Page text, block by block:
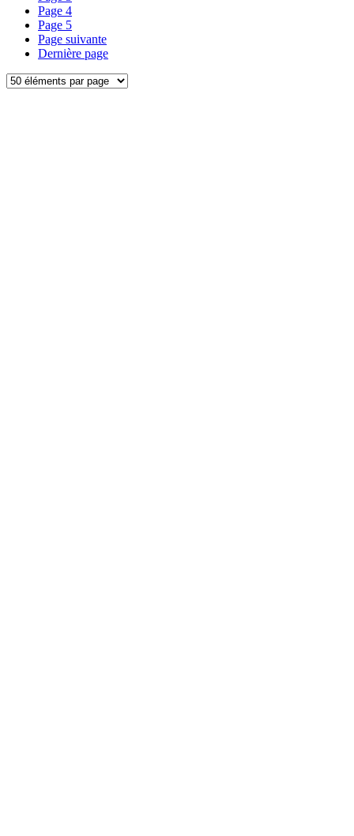
Page 4
Page 5
Page suivante
Dernière page